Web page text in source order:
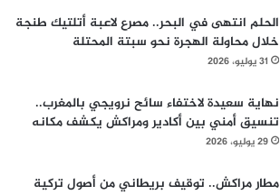
الحلم انتهى في البحر.. مصرع لاعبة أتلتيك طنجة
خلال محاولة الهجرة نحو سبتة المحتلة
31 يوليو، 2026
نهاية سعيدة لاختفاء سائح نرويجي بالمغرب..
تنسيق أمني بين أكادير ومراكش يكشف مكانه
29 يوليو، 2026
مطار مراكش.. توقيف بريطاني من أصول تركية